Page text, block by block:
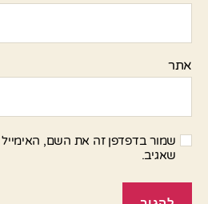
אתר
שמור בדפדפן זה את השם,
שאגיב.